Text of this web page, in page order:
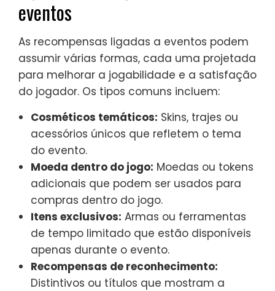
eventos
As recompensas ligadas a eventos podem
assumir várias formas, cada uma projetada
para melhorar a jogabilidade e a satisfação
do jogador. Os tipos comuns incluem:
Cosméticos temáticos: Skins, trajes ou
acessórios únicos que refletem o tema
do evento.
Moeda dentro do jogo: Moedas ou tokens
adicionais que podem ser usados para
compras dentro do jogo.
Itens exclusivos: Armas ou ferramentas
de tempo limitado que estão disponíveis
apenas durante o evento.
Recompensas de reconhecimento:
Distintivos ou títulos que mostram a